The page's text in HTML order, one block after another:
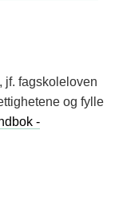
jf. fagskoleloven
og fylle
-